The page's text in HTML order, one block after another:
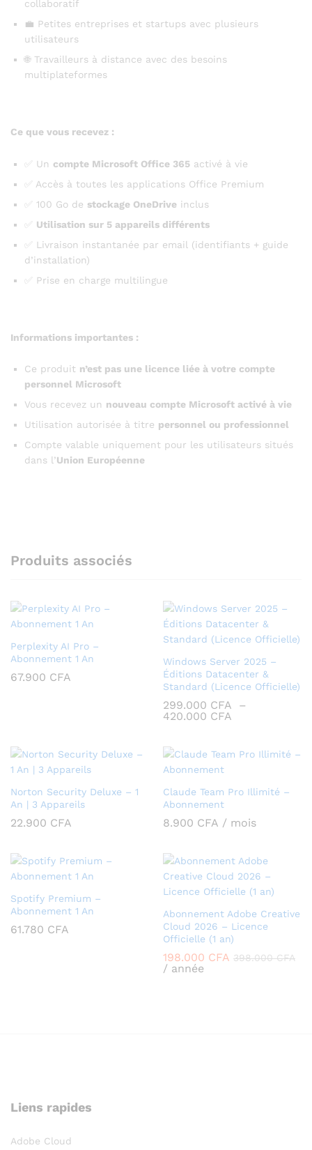
collaboratif
💼 Petites entreprises et startups avec plusieurs
utilisateurs
🌐 Travailleurs à distance avec des besoins
multiplateformes
Ce que vous recevez :
✅ Un compte Microsoft Office 365 activé à vie
✅ Accès à toutes les applications Office Premium
✅ 100 Go de stockage OneDrive inclus
Utilisation sur 5 appareils différents
✅ Livraison instantanée par email (identifiants + guide
d’installation)
✅ Prise en charge multilingue
Informations importantes :
Ce produit n’est pas une licence liée à votre compte
personnel Microsoft
Vous recevez un nouveau compte Microsoft activé à vie
Utilisation autorisée à titre personnel ou professionnel
Compte valable uniquement pour les utilisateurs situés
dans l’Union Européenne
Produits associés
Perplexity AI Pro –
Abonnement 1 An
67.900 CFA
Windows Server 2025 –
Éditions Datacenter &
Standard (Licence Officielle)
299.000 CFA
–
420.000 CFA
299.000 CFA
à
Norton Security Deluxe – 1
An | 3 Appareils
22.900 CFA
Claude Team Pro Illimité –
Abonnement
8.900 CFA / mois
Spotify Premium –
Abonnement 1 An
61.780 CFA
Abonnement Adobe Creative
Cloud 2026 – Licence
Officielle (1 an)
198.000 CFA 398.000CFA
/ année
Liens rapides
Adobe Cloud